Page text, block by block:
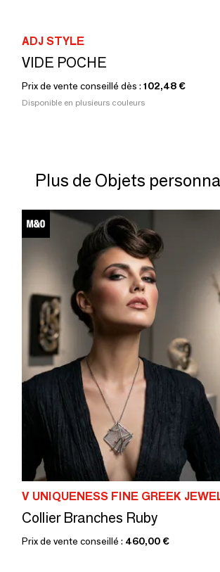
ADJ STYLE
VIDE POCHE
Prix de vente conseillé dès : 102,48 €
Disponible en plusieurs couleurs
Plus de Objets
V UNIQUENESS FINE GREEK
Collier Branches Ruby
Prix de vente conseillé : 460,00 €